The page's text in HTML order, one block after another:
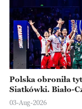
Polska obroniła
Siatkówki. Biało-
Ningbo
03-Aug-2026